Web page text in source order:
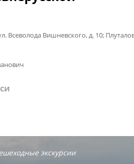
Всеволода Вишневского, д. 10;
экскурсии